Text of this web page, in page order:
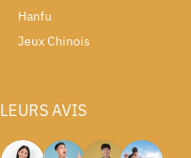
Hanfu
Jeux Chinois
LEURS AVIS